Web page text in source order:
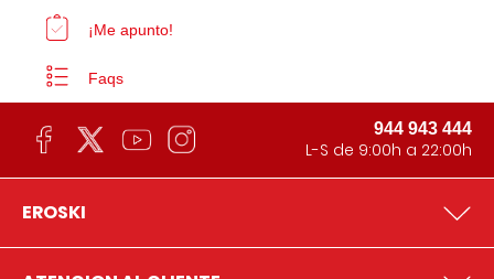
¡Me apunto!
Faqs
944 943 444
L-S de 9:00h a 22:00h
EROSKI